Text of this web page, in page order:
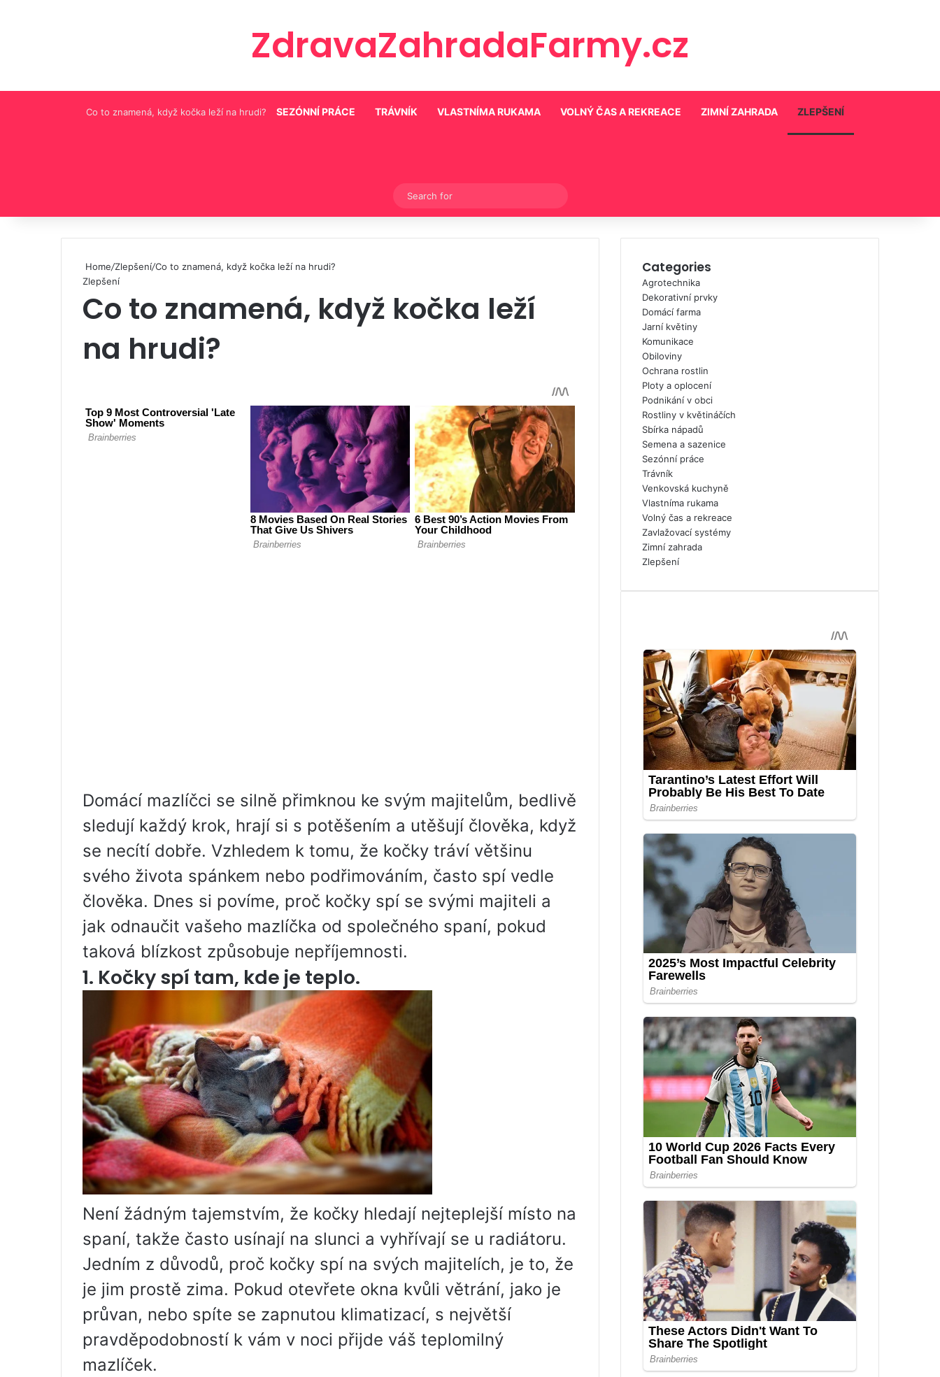
ZdravaZahradaFarmy.cz
Co to znamená, když kočka leží na hrudi? SEZÓNNÍ PRÁCE TRÁVNÍK VLASTNÍMA RUKAMA VOLNÝ ČAS A REKREACE ZIMNÍ ZAHRADA ZLEPŠENÍ
Switch skin
for
Home/Zlepšení/Co to znamená, když kočka leží na hrudi?
Zlepšení
Co to znamená, když kočka leží
na hrudi?
Domácí mazlíčci se silně přimknou ke svým majitelům, bedlivě
sledují každý krok, hrají si s potěšením a utěšují člověka, když
se necítí dobře. Vzhledem k tomu, že kočky tráví většinu
svého života spánkem nebo podřimováním, často spí vedle
člověka. Dnes si povíme, proč kočky spí se svými majiteli a
jak odnaučit vašeho mazlíčka od společného spaní, pokud
taková blízkost způsobuje nepříjemnosti.
1. Kočky spí tam, kde je teplo.
Není žádným tajemstvím, že kočky hledají nejteplejší místo na
spaní, takže často usínají na slunci a vyhřívají se u radiátoru.
Jedním z důvodů, proč kočky spí na svých majitelích, je to, že
je jim prostě zima. Pokud otevřete okna kvůli větrání, jako je
průvan, nebo spíte se zapnutou klimatizací, s největší
pravděpodobností k vám v noci přijde váš teplomilný
mazlíček.
Categories
Agrotechnika
Dekorativní prvky
Domácí farma
Jarní květiny
Komunikace
Obiloviny
Ochrana rostlin
Ploty a oplocení
Podnikání v obci
Rostliny v květináčích
Sbírka nápadů
Semena a sazenice
Sezónní práce
Trávník
Venkovská kuchyně
Vlastníma rukama
Volný čas a rekreace
Zavlažovací systémy
Zimní zahrada
Zlepšení